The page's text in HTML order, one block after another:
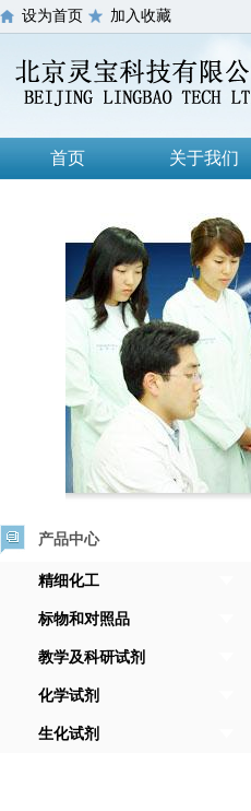
设为首页 加入收藏
首页 关于我们
产品中心
精细化工
标物和对照品
教学及科研试剂
化学试剂
生化试剂